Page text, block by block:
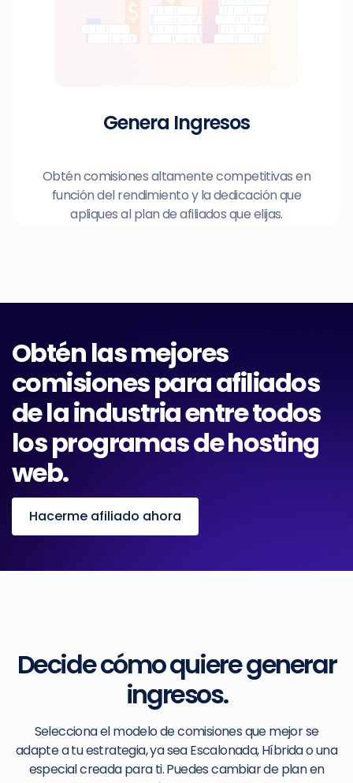
Genera Ingresos
Obtén comisiones altamente competitivas en
función del rendimiento y la dedicación que
apliques al plan de afiliados que elijas.
Obtén las mejores
comisiones para afiliados
de la industria entre todos
los programas de hosting
web.
Hacerme afiliado ahora
Decide cómo quiere generar
ingresos.
Selecciona el modelo de comisiones que mejor se
adapte a tu estrategia, ya sea Escalonada, Híbrida o una
especial creada para ti. Puedes cambiar de plan en